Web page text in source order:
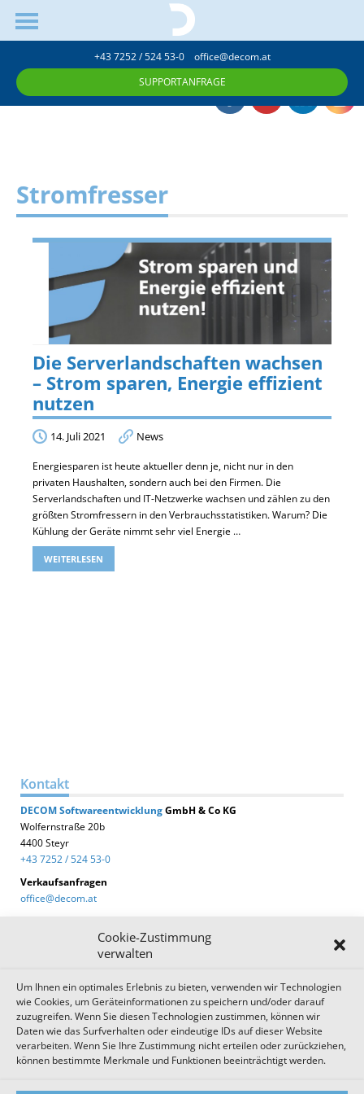
Cookie-Zustimmung
verwalten
Um Ihnen ein optimales Erlebnis zu bieten, verwenden wir Technologien
wie Cookies, um Geräteinformationen zu speichern und/oder darauf
zuzugreifen. Wenn Sie diesen Technologien zustimmen, können wir
Daten wie das Surfverhalten oder eindeutige IDs auf dieser Website
verarbeiten. Wenn Sie Ihre Zustimmung nicht erteilen oder zurückziehen,
können bestimmte Merkmale und Funktionen beeinträchtigt werden.
+43 7252 / 524 53-0 office@decom.at
SUPPORTANFRAGE
Stromfresser
Die Serverlandschaften wachsen
– Strom sparen, Energie effizient
nutzen
14. Juli 2021 News
Energiesparen ist heute aktueller denn je, nicht nur in den
privaten Haushalten, sondern auch bei den Firmen. Die
Serverlandschaften und IT-Netzwerke wachsen und zählen zu den
größten Stromfressern in den Verbrauchsstatistiken. Warum? Die
Kühlung der Geräte nimmt sehr viel Energie …
WEITERLESEN
Kontakt
DECOMSoftwareentwicklungGmbH & Co KG
Wolfernstraße 20b
4400 Steyr
+43 7252 / 524 53-0
Verkaufsanfragen
office@decom.at
DECOM News
Zum Newsletter anmelden!